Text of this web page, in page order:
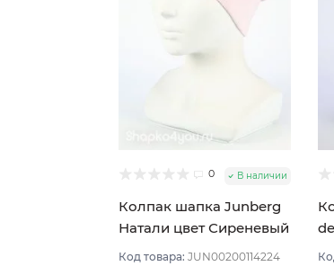
0 В наличии
Колпак шапка Junberg
Натали цвет Сиреневый
светлый
Код товара: JUN00200114224